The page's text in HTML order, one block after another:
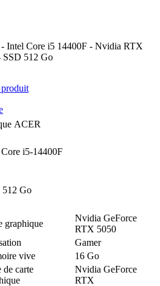
Intel Core i5 14400F - Nvidia RTX
512 Go
ACER
i5-14400F
512 Go
graphique
Nvidia GeForce
RTX 5050
Gamer
vive
16 Go
de carte
Nvidia GeForce
RTX